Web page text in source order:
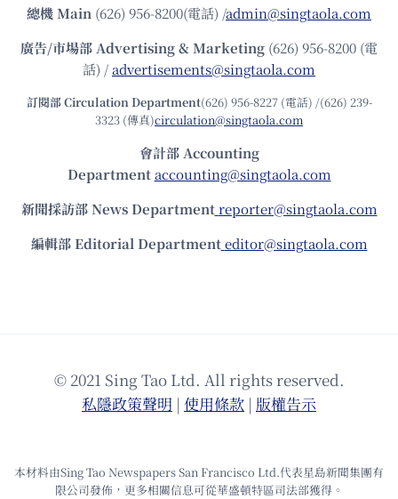
總機Main (626) 956-8200(電話) /admin@singtaola.com
廣告/市場部Advertising & Marketing (626) 956-8200 (電
話) /advertisements@singtaola.com
訂閱部 Circulation Department(626) 956-8227 (電話) /(626) 239-
3323 (傳真)circulation@singtaola.com
會計部 Accounting
Department accounting@singtaola.com
新聞採訪部 News Department reporter@singtaola.com
編輯部 Editorial Department editor@singtaola.com
© 2021 Sing Tao Ltd. All rights reserved.
私隱政策聲明 | 使⽤條款 | 版權告⽰
本材料由Sing Tao Newspapers San Francisco Ltd.代表星島新聞集團有
限公司發佈，更多相關信息可從華盛頓特區司法部獲得。